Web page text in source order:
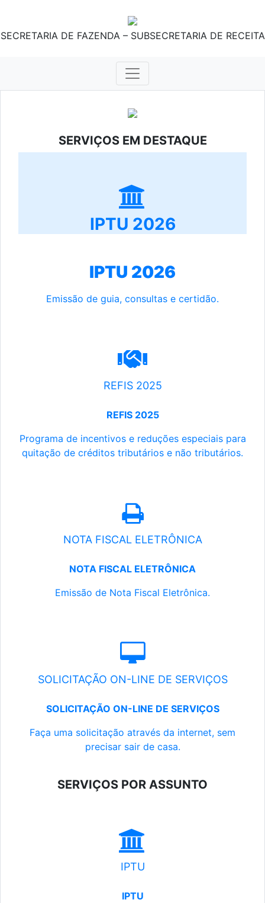
SECRETARIA DE FAZENDA – SUBSECRETARIA DE RECEITA
SERVIÇOS EM DESTAQUE
IPTU 2026
IPTU 2026
Emissão de guia, consultas e certidão.
REFIS 2025
REFIS 2025
Programa de incentivos e reduções especiais para
quitação de créditos tributários e não tributários.
NOTA FISCAL ELETRÔNICA
NOTA FISCAL ELETRÔNICA
Emissão de Nota Fiscal Eletrônica.
SOLICITAÇÃO ON-LINE DE SERVIÇOS
SOLICITAÇÃO ON-LINE DE SERVIÇOS
Faça uma solicitação através da internet, sem
precisar sair de casa.
SERVIÇOS POR ASSUNTO
IPTU
IPTU